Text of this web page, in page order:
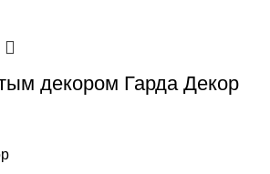
декором Гарда Декор